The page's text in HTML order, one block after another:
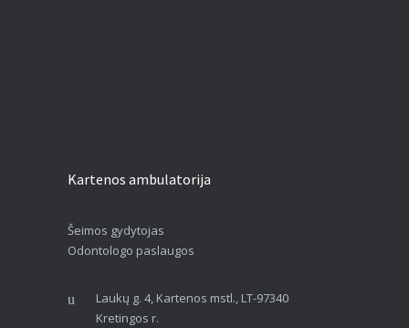
Kartenos ambulatorija
Šeimos gydytojas
Odontologo paslaugos
Laukų g. 4, Kartenos mstl., LT-97340
Kretingos r.